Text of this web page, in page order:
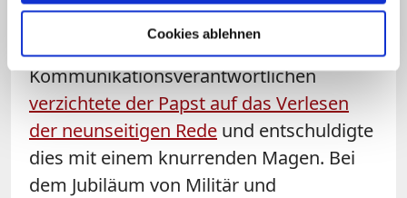
Cookies ablehnen
Bei der ersten Veranstaltung dieser Art
mit katholischen
Kommunikationsverantwortlichen
verzichtete der Papst auf das Verlesen
der neunseitigen Rede und entschuldigte
dies mit einem knurrenden Magen. Bei
dem Jubiläum von Militär und